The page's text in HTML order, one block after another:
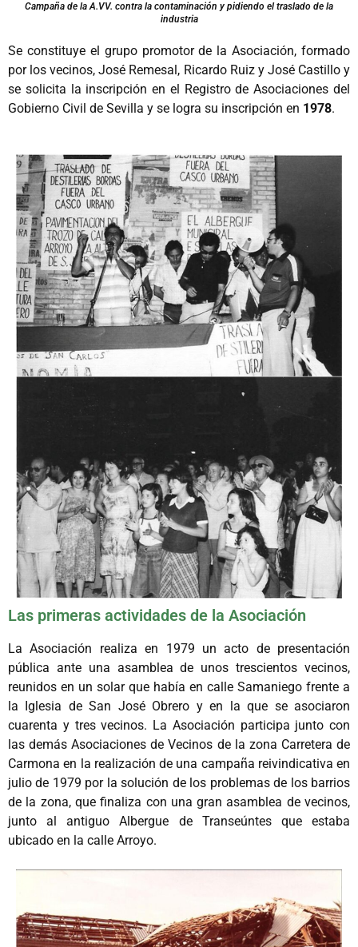
Campaña de la A.VV. contra la contaminación y pidiendo el traslado de la
industria
Se constituye el grupo promotor de la Asociación, formado
por los vecinos, José Remesal, Ricardo Ruiz y José Castillo y
se solicita la inscripción en el Registro de Asociaciones del
Gobierno Civil de Sevilla y se logra su inscripción en 1978.
Las primeras actividades de la Asociación
La Asociación realiza en 1979 un acto de presentación
pública ante una asamblea de unos trescientos vecinos,
reunidos en un solar que había en calle Samaniego frente a
la Iglesia de San José Obrero y en la que se asociaron
cuarenta y tres vecinos. La Asociación participa junto con
las demás Asociaciones de Vecinos de la zona Carretera de
Carmona en la realización de una campaña reivindicativa en
julio de 1979 por la solución de los problemas de los barrios
de la zona, que finaliza con una gran asamblea de vecinos,
junto al antiguo Albergue de Transeúntes que estaba
ubicado en la calle Arroyo.